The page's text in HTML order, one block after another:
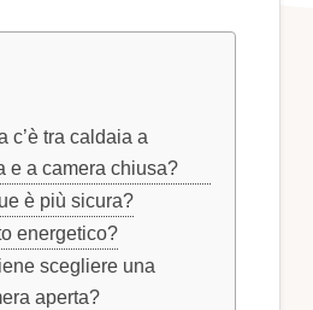
c’è tra caldaia a
e a camera chiusa?
è più sicura?
energetico?
scegliere una
aperta?